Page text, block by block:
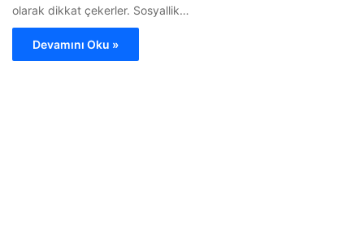
olarak dikkat çekerler. Sosyallik…
Devamını Oku »